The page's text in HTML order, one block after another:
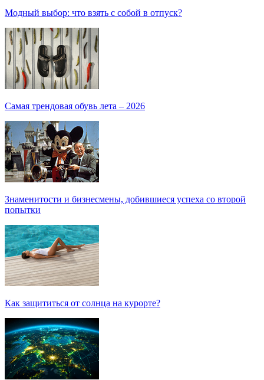
Модный выбор: что взять с собой в отпуск?
Самая трендовая обувь лета – 2026
Знаменитости и бизнесмены, добившиеся успеха со второй
попытки
Как защититься от солнца на курорте?